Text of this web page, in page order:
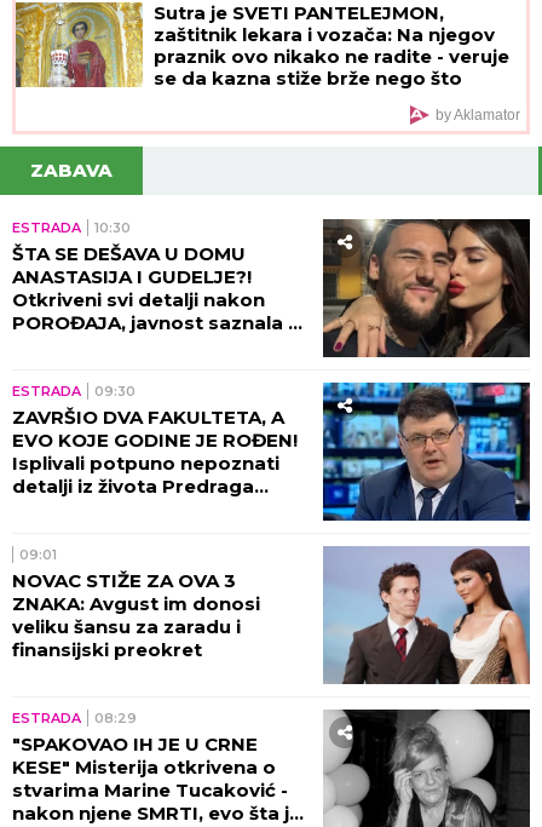
Sutra je SVETI PANTELEJMON,
zaštitnik lekara i vozača: Na njegov
praznik ovo nikako ne radite - veruje
se da kazna stiže brže nego što
by Aklamator
ZABAVA
ESTRADA 10:30
ŠTA SE DEŠAVA U DOMU
ANASTASIJA I GUDELJE?!
Otkriveni svi detalji nakon
POROĐAJA, javnost saznala u
ESTRADA 09:30
ZAVRŠIO DVA FAKULTETA, A
EVO KOJE GODINE JE ROĐEN!
Isplivali potpuno nepoznati
detalji iz života Predraga
09:01
NOVAC STIŽE ZA OVA 3
ZNAKA: Avgust im donosi
veliku šansu za zaradu i
finansijski preokret
ESTRADA 08:29
"SPAKOVAO IH JE U CRNE
KESE" Misterija otkrivena o
stvarima Marine Tucaković -
nakon njene SMRTI, evo šta je